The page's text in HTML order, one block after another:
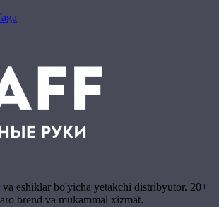
eshiklar bo'yicha yetakchi distribyutor. 20+
brend va mukammal xizmat.